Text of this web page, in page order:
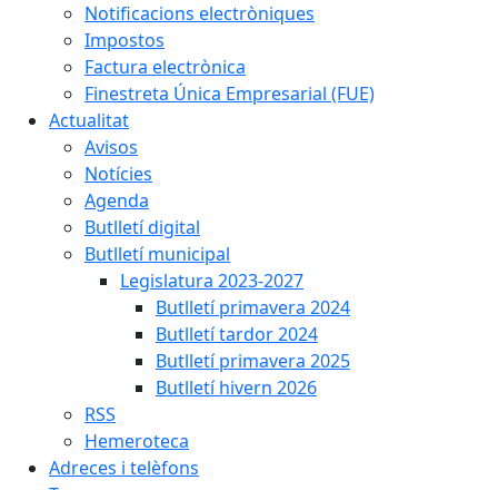
Notificacions electròniques
Impostos
Factura electrònica
Finestreta Única Empresarial (FUE)
Actualitat
Avisos
Notícies
Agenda
Butlletí digital
Butlletí municipal
Legislatura 2023-2027
Butlletí primavera 2024
Butlletí tardor 2024
Butlletí primavera 2025
Butlletí hivern 2026
RSS
Hemeroteca
Adreces i telèfons